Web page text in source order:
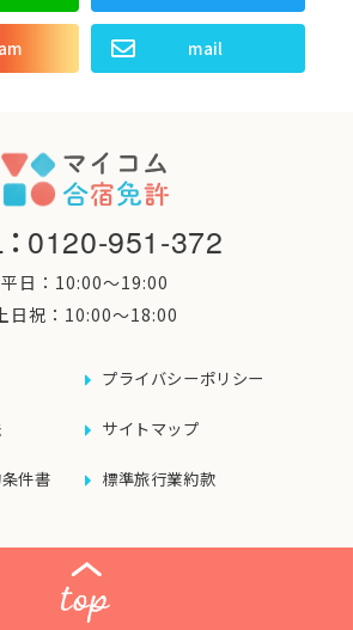
mail
：0120-951-372
平日：10:00〜19:00
日祝：10:00〜18:00
プライバシーポリシー
サイトマップ
件書 標準旅行業約款